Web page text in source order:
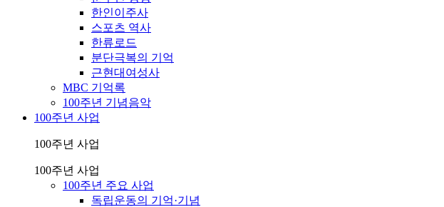
한인이주사
스포츠 역사
한류로드
분단극복의 기억
근현대여성사
MBC 기억록
100주년 기념음악
100주년 사업
100주년 사업
100주년 사업
100주년 주요 사업
독립운동의 기억·기념